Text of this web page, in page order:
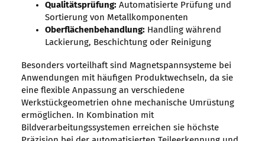
Qualitätsprüfung:Automatisierte Prüfung und
Sortierung von Metallkomponenten
Oberflächenbehandlung:Handling während
Lackierung, Beschichtung oder Reinigung
Besonders vorteilhaft sind Magnetspannsysteme bei
Anwendungen mit häufigen Produktwechseln, da sie
eine flexible Anpassung an verschiedene
Werkstückgeometrien ohne mechanische Umrüstung
ermöglichen. In Kombination mit
Bildverarbeitungssystemen erreichen sie höchste